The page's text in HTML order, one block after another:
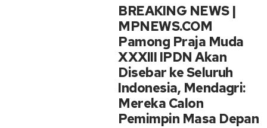
BREAKING NEWS |
MPNEWS.COM
Pamong Praja Muda
XXXIII IPDN Akan
Disebar ke Seluruh
Indonesia, Mendagri:
Mereka Calon
Pemimpin Masa Depan